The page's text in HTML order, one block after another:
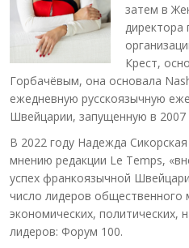
затем в
директора
Крест,
Горбачёвым, она основала
ежедневную русскоязычную
Швейцарии, запущенную в 2007
В 2022 году Надежда
мнению редакции Le Temps,
успех франкоязычной
число лидеров общественного
экономических, политических,
лидеров: Форум 100.